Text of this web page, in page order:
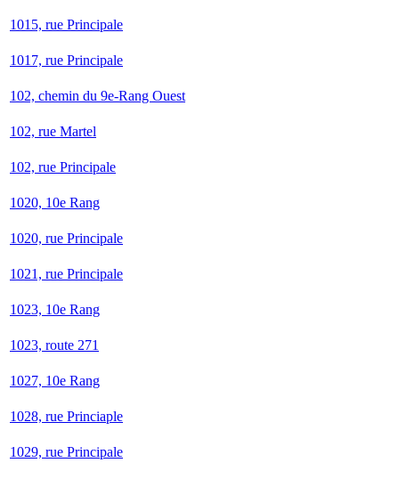
1015, rue Principale
1017, rue Principale
102, chemin du 9e-Rang Ouest
102, rue Martel
102, rue Principale
1020, 10e Rang
1020, rue Principale
1021, rue Principale
1023, 10e Rang
1023, route 271
1027, 10e Rang
1028, rue Princiaple
1029, rue Principale